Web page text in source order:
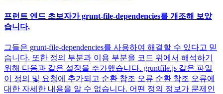
프런트 엔드 초보자가 grunt-file-dependencies를 개조해 보았
습니다.
그들은 grunt-file-dependencies를 사용하여 해결할 수 있다고 믿
습니다. 또한 정의 부분과 이용 부분을 코드 위에서 해석하기
위해 다음과 같은 설정을 추가했습니다. gruntfile.js 같은 파일
이 정의 및 요청에 추가되고 순환 참조 오류 순환 참조 오류에
대한 자세한 내용을 알 수 없습니다. 어떤 정의 정보가 문제인